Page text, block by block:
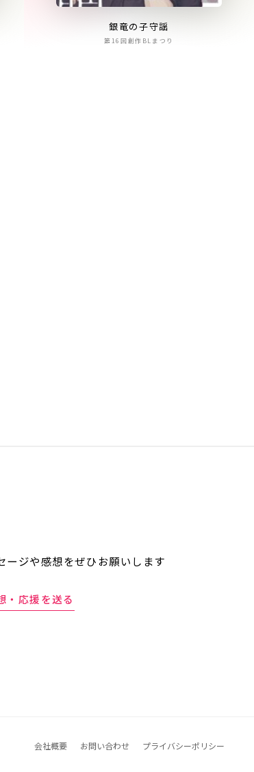
銀竜の子守謡
第16回創作BLまつり
ージや感想をぜひお願いします
・応援を送る
会社概要 お問い合わせ プライバシーポリシー